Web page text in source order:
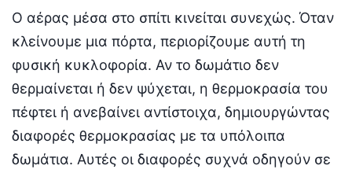
Ο αέρας μέσα στο σπίτι κινείται συνεχώς. Όταν
κλείνουμε μια πόρτα, περιορίζουμε αυτή τη
φυσική κυκλοφορία. Αν το δωμάτιο δεν
θερμαίνεται ή δεν ψύχεται, η θερμοκρασία του
πέφτει ή ανεβαίνει αντίστοιχα, δημιουργώντας
διαφορές θερμοκρασίας με τα υπόλοιπα
δωμάτια. Αυτές οι διαφορές συχνά οδηγούν σε